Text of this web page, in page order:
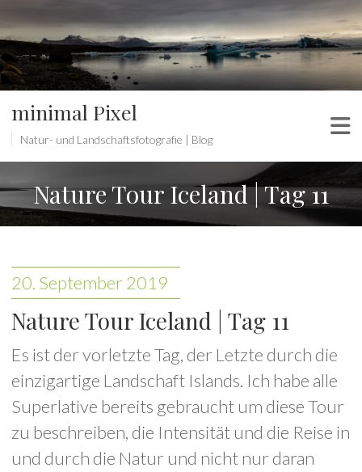
minimal Pixel
Natur- und Landschaftsfotografie | Blog
Nature Tour Iceland | Tag 11
20. September 2019
Nature Tour Iceland | Tag 11
Es ist der vorletzte Tag, der Letzte durch die
einzigartige Landschaft Islands. Ich habe alle
Superlative bereits gebraucht um diese Tour
zu beschreiben, die Intensität und die Reise in
und durch die Natur und nicht nur daran